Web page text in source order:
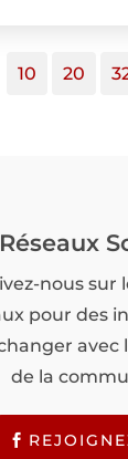
10 20
Réseaux
nous sur
pour des
avec
de la